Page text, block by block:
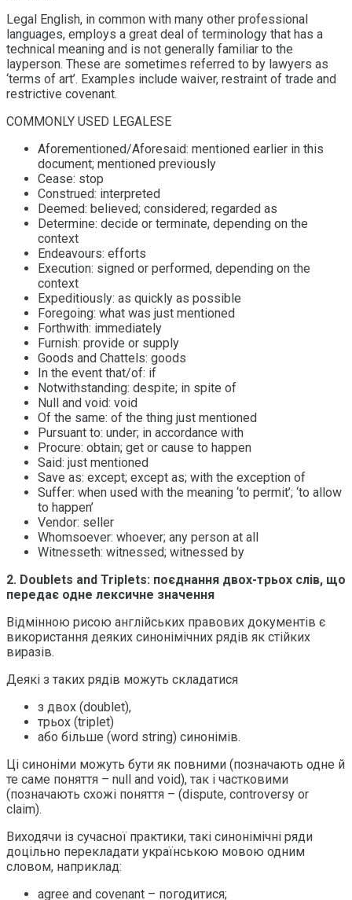
Legal English, in common with many other professional
languages, employs a great deal of terminology that has a
technical meaning and is not generally familiar to the
layperson. These are sometimes referred to by lawyers as
‘terms of art’. Examples include waiver, restraint of trade and
restrictive covenant.
COMMONLY USED LEGALESE
Aforementioned/Aforesaid: mentioned earlier in this
document; mentioned previously
Cease: stop
Construed: interpreted
Deemed: believed; considered; regarded as
Determine: decide or terminate, depending on the
context
Endeavours: efforts
Execution: signed or performed, depending on the
context
Expeditiously: as quickly as possible
Foregoing: what was just mentioned
Forthwith: immediately
Furnish: provide or supply
Goods and Chattels: goods
In the event that/of: if
Notwithstanding: despite; in spite of
Null and void: void
Of the same: of the thing just mentioned
Pursuant to: under; in accordance with
Procure: obtain; get or cause to happen
Said: just mentioned
Save as: except; except as; with the exception of
Suffer: when used with the meaning ‘to permit’; ‘to allow
to happen’
Vendor: seller
Whomsoever: whoever; any person at all
Witnesseth: witnessed; witnessed by
2. Doublets and Triplets: поєднання двох-трьох слів, що
передає одне лексичне значення
Відмінною рисою англійських правових документів є
використання деяких синонімічних рядів як стійких
виразів.
Деякі з таких рядів можуть складатися
з двох (doublet),
трьох (triplet)
або більше (word string) синонімів.
Ці синоніми можуть бути як повними (позначають одне й
те саме поняття – null and void), так і частковими
(позначають схожі поняття – (dispute, controversy or
claim).
Виходячи із сучасної практики, такі синонімічні ряди
доцільно перекладати українською мовою одним
словом, наприклад:
agree and covenant – погодитися;